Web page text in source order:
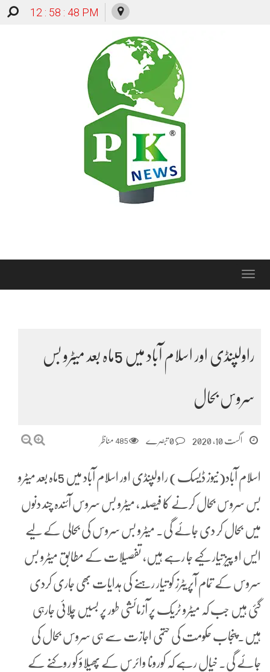
12 : 58 : 48 PM
Toggle
راولپنڈی اور اسلام آباد میں 5ماہ بعد میٹرو بس
سروس بحال
اگست 10, 2020 485 مناظر
اسلام آباد(نیوز ڈیسک) راولپنڈی اور اسلام آباد میں 5ماہ بعد میٹرو
بس سروس بحال کرنے کا فیصلہ، میٹرو بس سروس آئندہ چند دنوں
میں بحال کر دی جائے گی۔ میٹرو بس سروس کی بحالی کے لیے
ایس او پیز تیار کیے جا رہے ہیں، تفصیلات کے مطابق میٹرو بس
سروس کے تمام آپریٹرز کو تیار رہنے کی ہدایات بھی جاری کردی
گئی ہیں جب کہ میٹرو ٹریک پر آزمائشی طور پر بسیں چلائی جارہی
ہیں۔پنجاب حکومت کی حتمی اجازت سے ہی سروس بحال کی
جائے گی۔ خیال رہے کہ کورونا وائرس کے پھیلاؤ کو روکنے کے